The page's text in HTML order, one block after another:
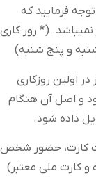
لطفا توجه فرمایید که
(* روز کاری
و پنج شنبه)
اولین روزکاری
و اصل آن هنگام
داده شود.
کارت، حضور شخص
همراه پاسپورت با اعتبار حداقل ۶ ماه و کارت ملی معتبر)